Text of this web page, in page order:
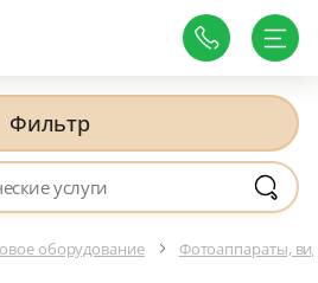
Фильтр
оборудование Фотоаппараты,